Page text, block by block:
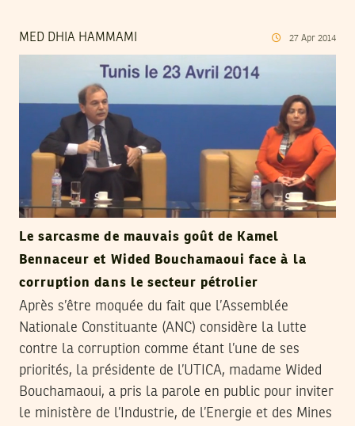
MED DHIA HAMMAMI 27 Apr 2014
Le sarcasme de mauvais goût de Kamel
Bennaceur et Wided Bouchamaoui face à la
corruption dans le secteur pétrolier
Après s’être moquée du fait que l’Assemblée
Nationale Constituante (ANC) considère la lutte
contre la corruption comme étant l’une de ses
priorités, la présidente de l’UTICA, madame Wided
Bouchamaoui, a pris la parole en public pour inviter
le ministère de l’Industrie, de l’Energie et des Mines